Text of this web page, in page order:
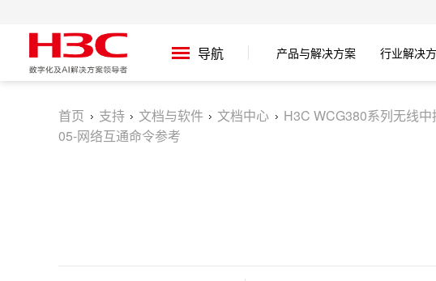
导航 产品与解决方案 行业解决
首页 支持 文档与软件 文档中心
H3C WCG380系列无线
05-网络互通命令参考